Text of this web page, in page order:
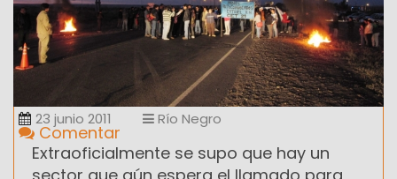
23 junio 2011 Río Negro
Comentar
Extraoficialmente se supo que hay un